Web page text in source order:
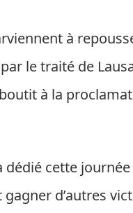
à
le traité de
à la
cette journée
d’autres